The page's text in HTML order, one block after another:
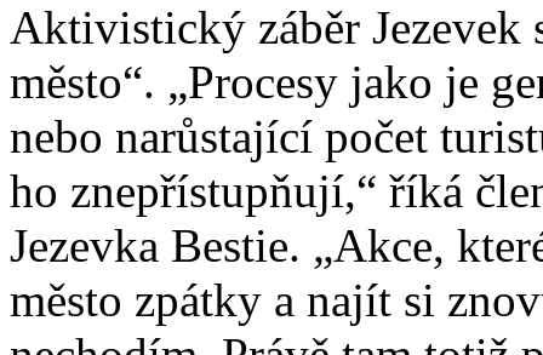
Aktivistický záběr Jezevek
město“. „Procesy jako je
nebo narůstající počet
ho znepřístupňují,“ říká
Jezevka Bestie. „Akce,
město zpátky a najít si